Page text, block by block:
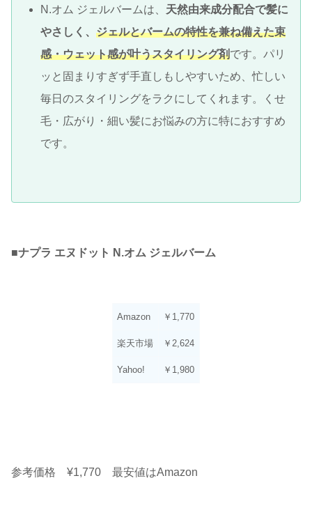
N.オム ジェルバームは、 天然由来成分配合で髪に
やさしく、ジェルとバームの特性を兼ね備えた束
感・ウェット感が叶うスタイリング剤です。パリ
ッと固まりすぎず手直しもしやすいため、忙しい
毎日のスタイリングをラクにしてくれます。くせ
毛・広がり・細い髪にお悩みの方に特におすすめ
です。
■ナプラ エヌドット N.オム ジェルバーム
Amazon ￥1,770
楽天市場 ￥2,624
Yahoo! ￥1,980
参考価格 ¥1,770 最安値はAmazon